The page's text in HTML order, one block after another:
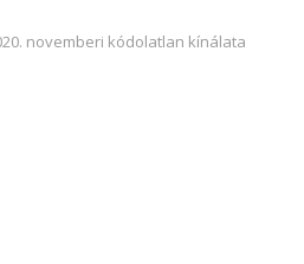
novemberi kódolatlan kínálata